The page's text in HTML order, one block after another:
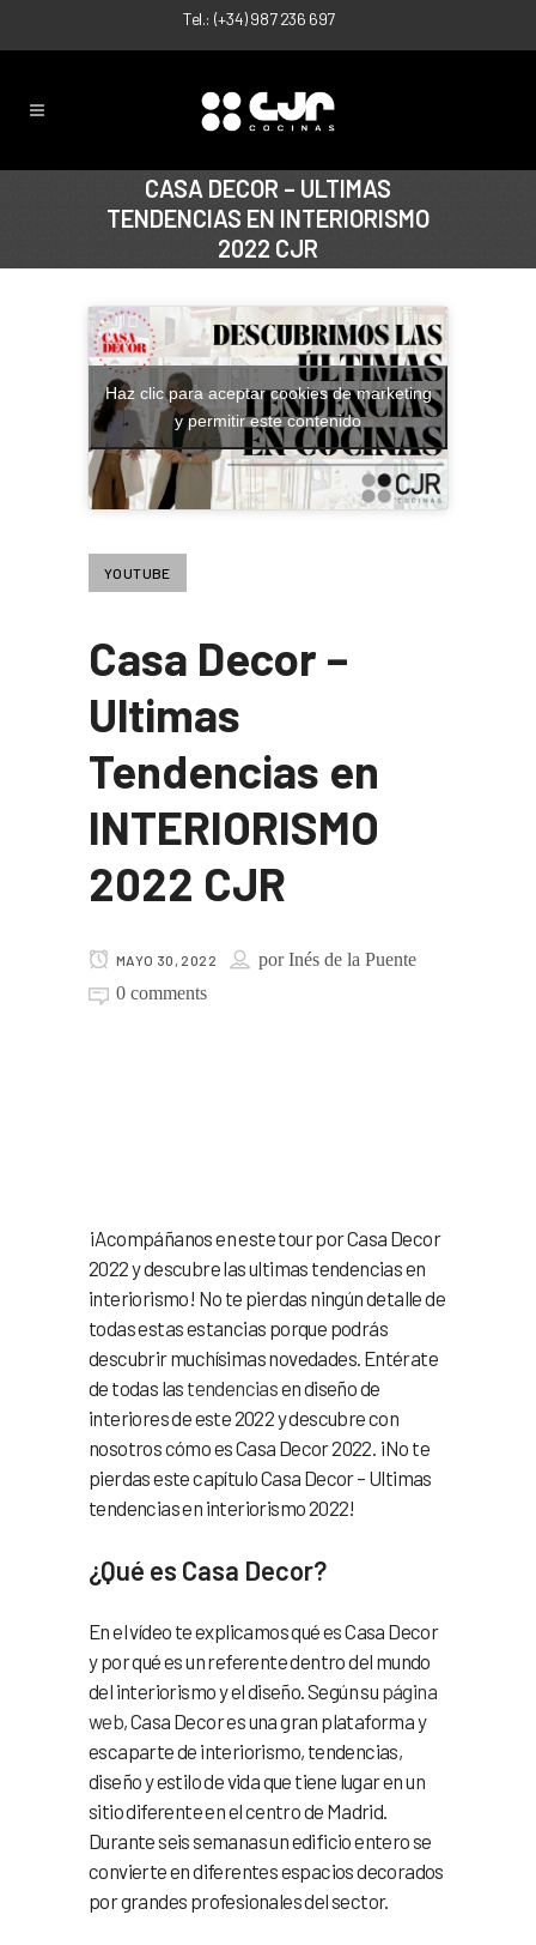
Tel.: (+34) 987 236 697
CASA DECOR – ULTIMAS
TENDENCIAS EN INTERIORISMO
2022 CJR
Haz clic para aceptar cookies de marketing
y permitir este contenido
YOUTUBE
Casa Decor –
Ultimas
Tendencias en
INTERIORISMO
2022 CJR
MAYO 30, 2022 porInés de la Puente
0 comments
¡Acompáñanos en este tour por Casa Decor
2022 y descubre las ultimas tendencias en
interiorismo! No te pierdas ningún detalle de
todas estas estancias porque podrás
descubrir muchísimas novedades. Entérate
de todas las tendenciasen diseño de
interiores de este 2022 y descubre con
nosotros cómo es Casa Decor 2022. ¡No te
pierdas este capítulo Casa Decor – Ultimas
tendencias en interiorismo 2022!
¿Qué es Casa Decor?
En el vídeo te explicamos qué es Casa Decor
y por qué es un referente dentro del mundo
del interiorismo y el diseño. Según su página
web, Casa Decor es una gran plataforma y
escaparte de interiorismo, tendencias,
diseño y estilo de vida que tiene lugar en un
sitio diferente en el centro de Madrid.
Durante seis semanas un edificio entero se
convierte en diferentes espacios decorados
por grandes profesionales del sector.